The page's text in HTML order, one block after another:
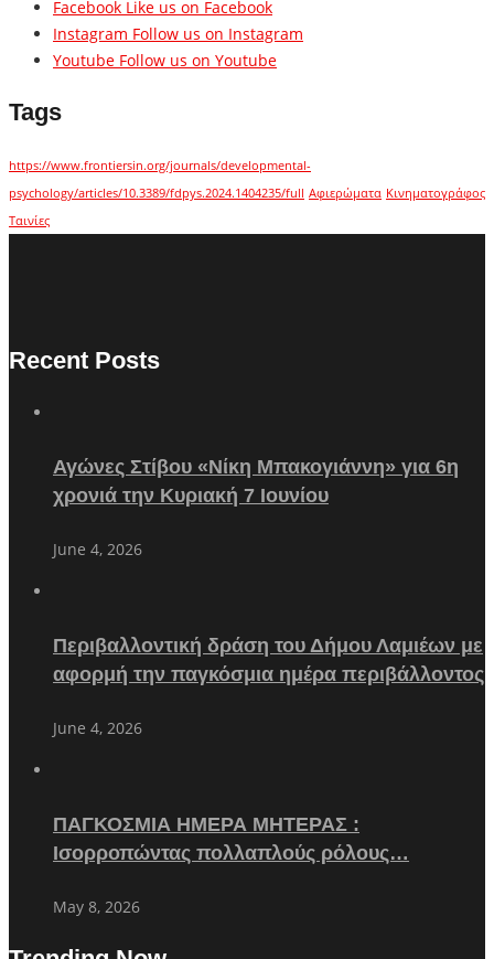
Facebook Like us on Facebook
Instagram Follow us on Instagram
Youtube Follow us on Youtube
Tags
https://www.frontiersin.org/journals/developmental-
psychology/articles/10.3389/fdpys.2024.1404235/full Αφιερώματα Κινηματογράφος
Ταινίες
Recent Posts
Αγώνες Στίβου «Νίκη Μπακογιάννη» για 6η
χρονιά την Κυριακή 7 Ιουνίου
June 4, 2026
Περιβαλλοντική δράση του Δήμου Λαμιέων με
αφορμή την παγκόσμια ημέρα περιβάλλοντος
June 4, 2026
ΠΑΓΚΟΣΜΙΑ ΗΜΕΡΑ ΜΗΤΕΡΑΣ :
Ισορροπώντας πολλαπλούς ρόλους…
May 8, 2026